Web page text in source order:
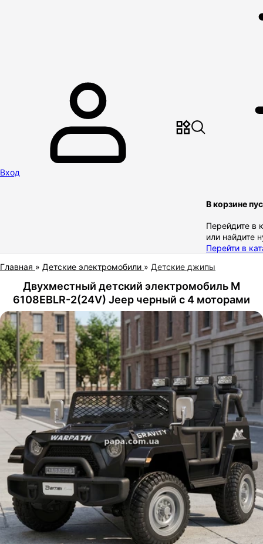
Вход
В корзине
Перейдите в
или найдите
Перейти в
Главная » Детские электромобили » Детские джипы
Двухместный детский электромобиль M
6108EBLR-2(24V) Jeep черный с 4 моторами